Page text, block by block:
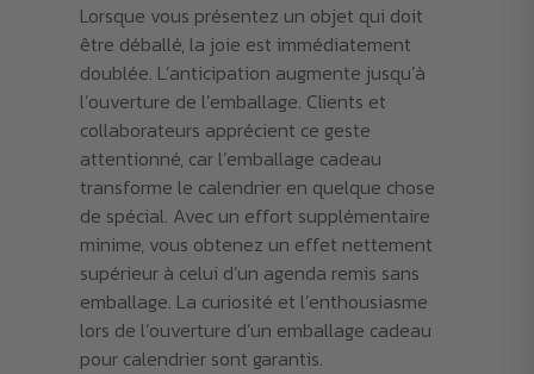
Lorsque vous présentez un objet qui doit
être déballé, la joie est immédiatement
doublée. L’anticipation augmente jusqu’à
l’ouverture de l’emballage. Clients et
collaborateurs apprécient ce geste
attentionné, car l’emballage cadeau
transforme le calendrier en quelque chose
de spécial. Avec un effort supplémentaire
minime, vous obtenez un effet nettement
supérieur à celui d’un agenda remis sans
emballage. La curiosité et l’enthousiasme
lors de l’ouverture d’un emballage cadeau
pour calendrier sont garantis.